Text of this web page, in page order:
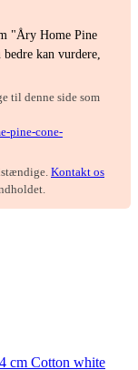
"Åry Home Pine
kan vurdere,
til denne side som
pine-cone-
Kontakt os